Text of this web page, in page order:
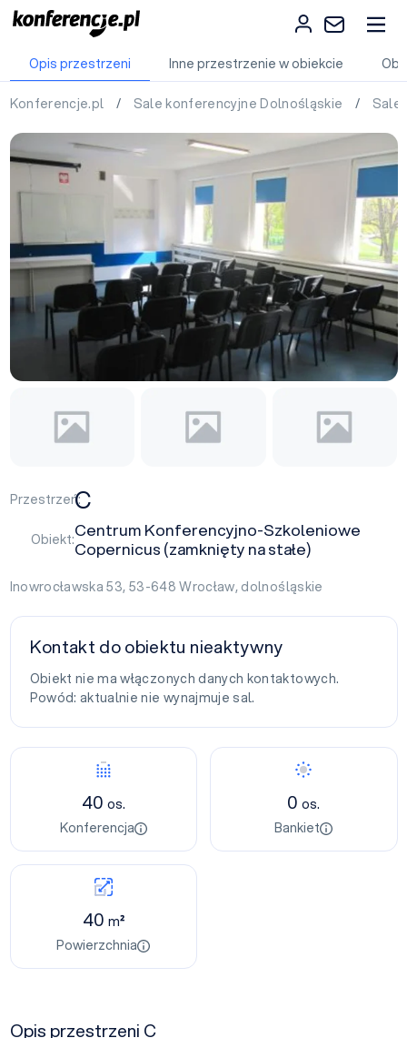
Opis przestrzeni Inne przestrzenie w obiekcie
Konferencje.pl / Sale konferencyjne Dolnośląskie / Sale
Przestrzeń:C
Obiekt:Centrum Konferencyjno-Szkoleniowe
Copernicus (zamknięty na stałe)
Inowrocławska 53, 53-648Wrocław, dolnośląskie
40 os.
Konferencja
0os.
Bankiet
40 m²
Powierzchnia
Opis przestrzeni C
Kontakt do obiektu nieaktywny
Obiekt nie ma włączonych danych kontaktowych.
Powód: aktualnie nie wynajmuje sal.